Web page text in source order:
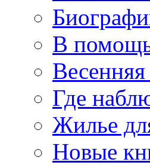
В
Весенняя
Где
Жилье
Новые